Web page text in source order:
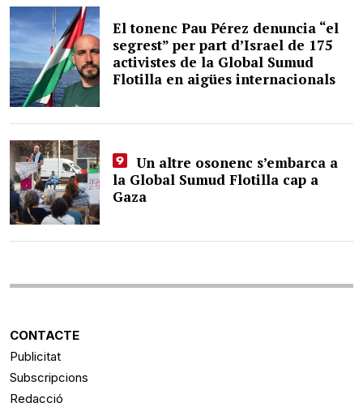
El tonenc Pau Pérez denuncia “el
segrest” per part d’Israel de 175
activistes de la Global Sumud
Flotilla en aigües internacionals
Un altre osonenc s’embarca a
la Global Sumud Flotilla cap a
Gaza
CONTACTE
Publicitat
Subscripcions
Redacció